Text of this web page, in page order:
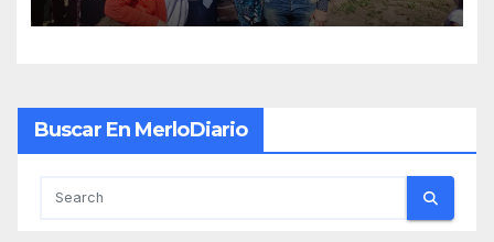
Buscar En MerloDiario